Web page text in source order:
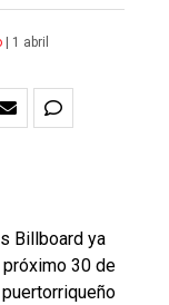
1 abril
Billboard ya
30 de